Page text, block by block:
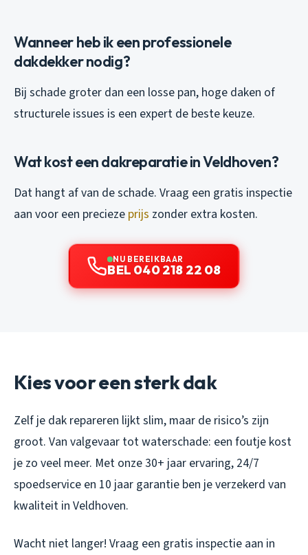
Wanneer heb ik een professionele
dakdekker nodig?
Bij schade groter dan een losse pan, hoge daken of
structurele issues is een expert de beste keuze.
Wat kost een dakreparatie in Veldhoven?
Dat hangt af van de schade. Vraag een gratis inspectie
aan voor een precieze prijs zonder extra kosten.
NU BEREIKBAAR
BEL 040 218 22 08
Kies voor een sterk dak
Zelf je dak repareren lijkt slim, maar de risico’s zijn
groot. Van valgevaar tot waterschade: een foutje kost
je zo veel meer. Met onze 30+ jaar ervaring, 24/7
spoedservice en 10 jaar garantie ben je verzekerd van
kwaliteit in Veldhoven.
Wacht niet langer! Vraag een gratis inspectie aan in